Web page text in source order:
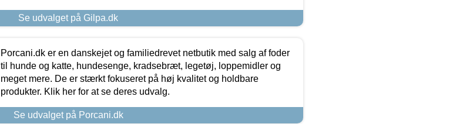
Se udvalget på Gilpa.dk
Porcani.dk er en danskejet og familiedrevet netbutik med salg af foder
til hunde og katte, hundesenge, kradsebræt, legetøj, loppemidler og
meget mere. De er stærkt fokuseret på høj kvalitet og holdbare
produkter. Klik her for at se deres udvalg.
Se udvalget på Porcani.dk